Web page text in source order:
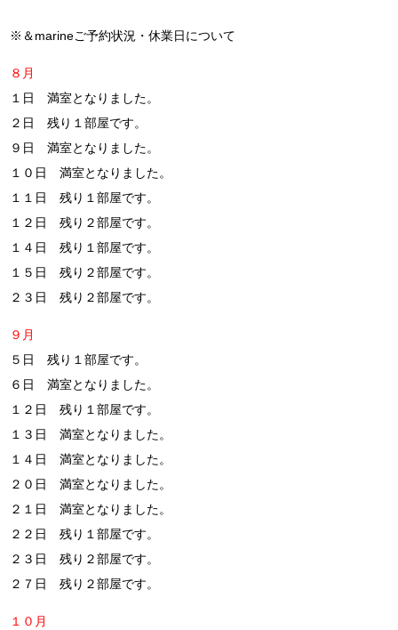
※＆marineご予約状況・休業日について
８月
１日 満室となりました。
２日 残り１部屋です。
９日 満室となりました。
１０日 満室となりました。
１１日 残り１部屋です。
１２日 残り２部屋です。
１４日 残り１部屋です。
１５日 残り２部屋です。
２３日 残り２部屋です。
９月
５日 残り１部屋です。
６日 満室となりました。
１２日 残り１部屋です。
１３日 満室となりました。
１４日 満室となりました。
２０日 満室となりました。
２１日 満室となりました。
２２日 残り１部屋です。
２３日 残り２部屋です。
２７日 残り２部屋です。
１０月